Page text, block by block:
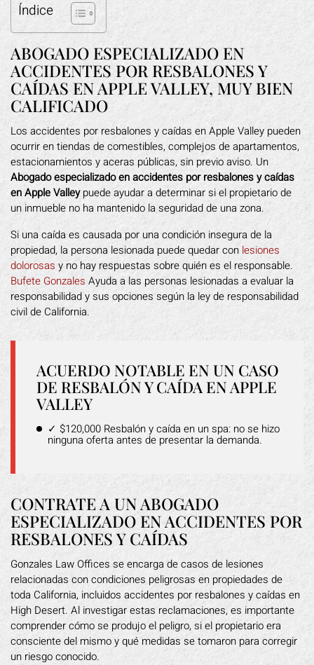
Índice
ABOGADO ESPECIALIZADO EN
ACCIDENTES POR RESBALONES Y
CAÍDAS EN APPLE VALLEY, MUY BIEN
CALIFICADO
Los accidentes por resbalones y caídas en Apple Valley pueden
ocurrir en tiendas de comestibles, complejos de apartamentos,
estacionamientos y aceras públicas, sin previo aviso. Un
Abogado especializado en accidentes por resbalones y caídas
en Apple Valleypuede ayudar a determinar si el propietario de
un inmueble no ha mantenido la seguridad de una zona.
Si una caída es causada por una condición insegura de la
propiedad, la persona lesionada puede quedar con lesiones
dolorosas y no hay respuestas sobre quién es el responsable.
Bufete GonzalesAyuda a las personas lesionadas a evaluar la
responsabilidad y sus opciones según la ley de responsabilidad
civil de California.
ACUERDO NOTABLE EN UN CASO
DE RESBALÓN Y CAÍDA EN APPLE
VALLEY
✓ $120,000 Resbalón y caída en un spa: no se hizo
ninguna oferta antes de presentar la demanda.
CONTRATE A UN ABOGADO
ESPECIALIZADO EN ACCIDENTES POR
RESBALONES Y CAÍDAS
Gonzales Law Offices se encarga de casos de lesiones
relacionadas con condiciones peligrosas en propiedades de
toda California, incluidos accidentes por resbalones y caídas en
High Desert. Al investigar estas reclamaciones, es importante
comprender cómo se produjo el peligro, si el propietario era
consciente del mismo y qué medidas se tomaron para corregir
un riesgo conocido.